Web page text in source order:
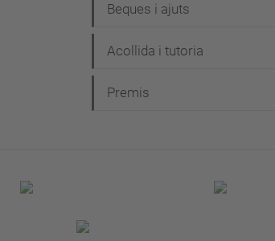
Beques i ajuts
Acollida i tutoria
Premis